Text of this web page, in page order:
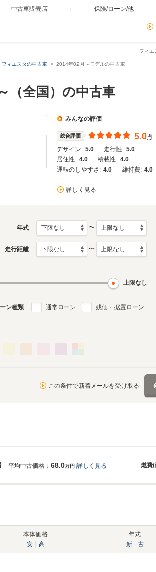
中古車販売店 保険/ローン/他
フィエ
フィエスタの中古車 2014年02月～モデルの中古車
（全国）の中古車
みんなの評価
総合評価 5.0点
デザイン: 5.0 走行性: 5.0
居住性: 4.0 積載性: 4.0
運転のしやすさ: 4.0 維持費: 4.0
詳しく見る
年式 〜
走行距離 〜
上限なし
ン種類 通常ローン 残価・据置ローン
この条件で新着メールを受け取る
燃費
平均中古価格： 68.0万円 詳しく見る
本体価格
安
高
年式
新
古